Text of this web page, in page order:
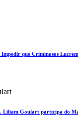
que Criminosos
Liliam Goulart participa do